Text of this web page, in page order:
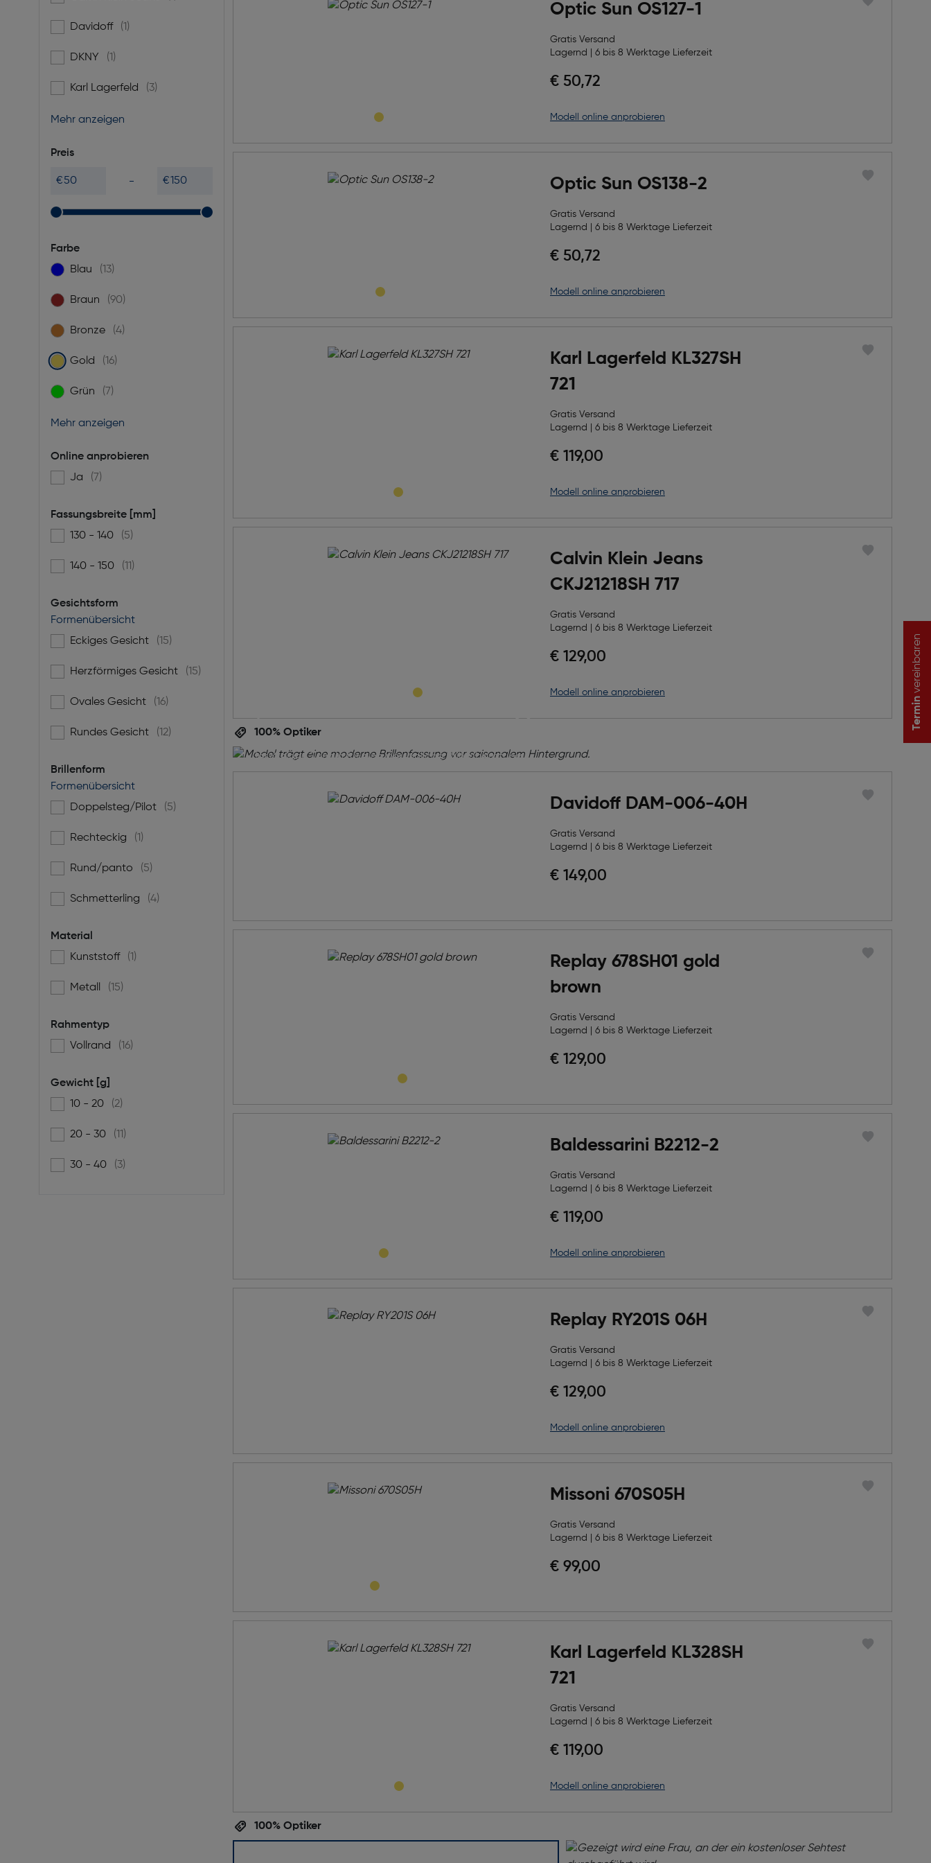
Davidoff (1)
Filtern nach Marke: Davidoff
DKNY (1)
Filtern nach Marke: DKNY
Karl Lagerfeld (3)
Filtern nach Marke: Karl Lagerfeld
Mehr anzeigen
Preis
€ €
Farbe
Blau
(13)
Filtern nach Farbe: Blau
Braun (90)
Filtern nach Farbe: Braun
Bronze (4)
Filtern nach Farbe: Bronze
Gold (16)
gewählt: Derzeit gefiltert nach Farbe: Gold
Grün (7)
Filtern nach Farbe: Grün
Mehr anzeigen
Online anprobieren
Ja
(7)
Filtern nach Online anprobieren: Ja
Fassungsbreite [mm]
130 - 140
(5)
Filtern nach Fassungsbreite [mm]: 130 - 140
140 - 150 (11)
Filtern nach Fassungsbreite [mm]: 140 - 150
Gesichtsform
Formenübersicht
Eckiges Gesicht
(15)
Filtern nach Gesichtsform: Eckiges Gesicht
Herzförmiges Gesicht (15)
Filtern nach Gesichtsform: Herzförmiges Gesicht
Ovales Gesicht (16)
Filtern nach Gesichtsform: Ovales Gesicht
Rundes Gesicht (12)
Filtern nach Gesichtsform: Rundes Gesicht
Brillenform
Formenübersicht
Doppelsteg/Pilot
(5)
Filtern nach Brillenform: Doppelsteg/Pilot
Rechteckig (1)
Filtern nach Brillenform: Rechteckig
Rund/panto (5)
Filtern nach Brillenform: Rund/panto
Schmetterling (4)
Filtern nach Brillenform: Schmetterling
Material
Kunststoff
(1)
Filtern nach Material: Kunststoff
Metall (15)
Filtern nach Material: Metall
Rahmentyp
Vollrand
(16)
Filtern nach Rahmentyp: Vollrand
Gewicht [g]
10 - 20
(2)
Filtern nach Gewicht [g]: 10 - 20
20 - 30 (11)
Filtern nach Gewicht [g]: 20 - 30
30 - 40 (3)
Filtern nach Gewicht [g]: 30 - 40
Optic Sun OS127-1
Gratis Versand
Lagernd | 6 bis 8 Werktage Lieferzeit
€ 50,72
Modell online anprobieren
Optic Sun OS138-2
Gratis Versand
Lagernd | 6 bis 8 Werktage Lieferzeit
€ 50,72
Modell online anprobieren
Karl Lagerfeld KL327SH
721
Gratis Versand
Lagernd | 6 bis 8 Werktage Lieferzeit
€ 119,00
Modell online anprobieren
Calvin Klein Jeans
CKJ21218SH 717
Gratis Versand
Lagernd | 6 bis 8 Werktage Lieferzeit
€ 129,00
Modell online anprobieren
100% Optiker
perfekte Beratung!
Ihre Augen verdienen die beste Betreuung! Vereinbaren Sie
jetzt einen Termin für eine persönliche Brillenberatung
inklusive gratis Sehtest. Unser Team unterstützt Sie dabei,
die ideale Brille für Ihren Alltag zu finden – professionell,
Davidoff DAM-006-40H
Gratis Versand
Lagernd | 6 bis 8 Werktage Lieferzeit
€ 149,00
Replay 678SH01 gold
brown
Gratis Versand
Lagernd | 6 bis 8 Werktage Lieferzeit
€ 129,00
Baldessarini B2212-2
Gratis Versand
Lagernd | 6 bis 8 Werktage Lieferzeit
€ 119,00
Modell online anprobieren
Replay RY201S 06H
Gratis Versand
Lagernd | 6 bis 8 Werktage Lieferzeit
€ 129,00
Modell online anprobieren
Missoni 670S05H
Gratis Versand
Lagernd | 6 bis 8 Werktage Lieferzeit
€ 99,00
Karl Lagerfeld KL328SH
721
Gratis Versand
Lagernd | 6 bis 8 Werktage Lieferzeit
€ 119,00
Modell online anprobieren
100% Optiker
Termin
vereinbaren